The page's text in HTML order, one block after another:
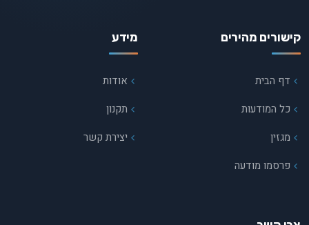
קישורים מהירים
דף הבית
כל המודעות
מגזין
פרסמו מודעה
מידע
אודות
תקנון
יצירת קשר